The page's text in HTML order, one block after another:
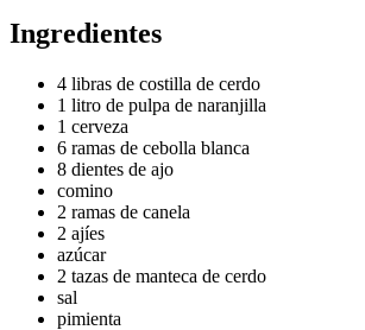
Ingredientes
4 libras de costilla de cerdo
1 litro de pulpa de naranjilla
1 cerveza
6 ramas de cebolla blanca
8 dientes de ajo
comino
2 ramas de canela
2 ajíes
azúcar
2 tazas de manteca de cerdo
sal
pimienta